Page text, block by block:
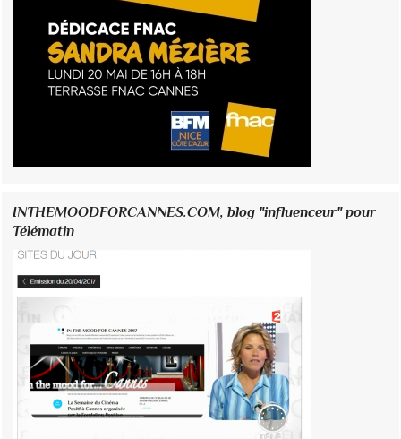
INTHEMOODFORCANNES.COM, blog "influenceur" pour
Télématin